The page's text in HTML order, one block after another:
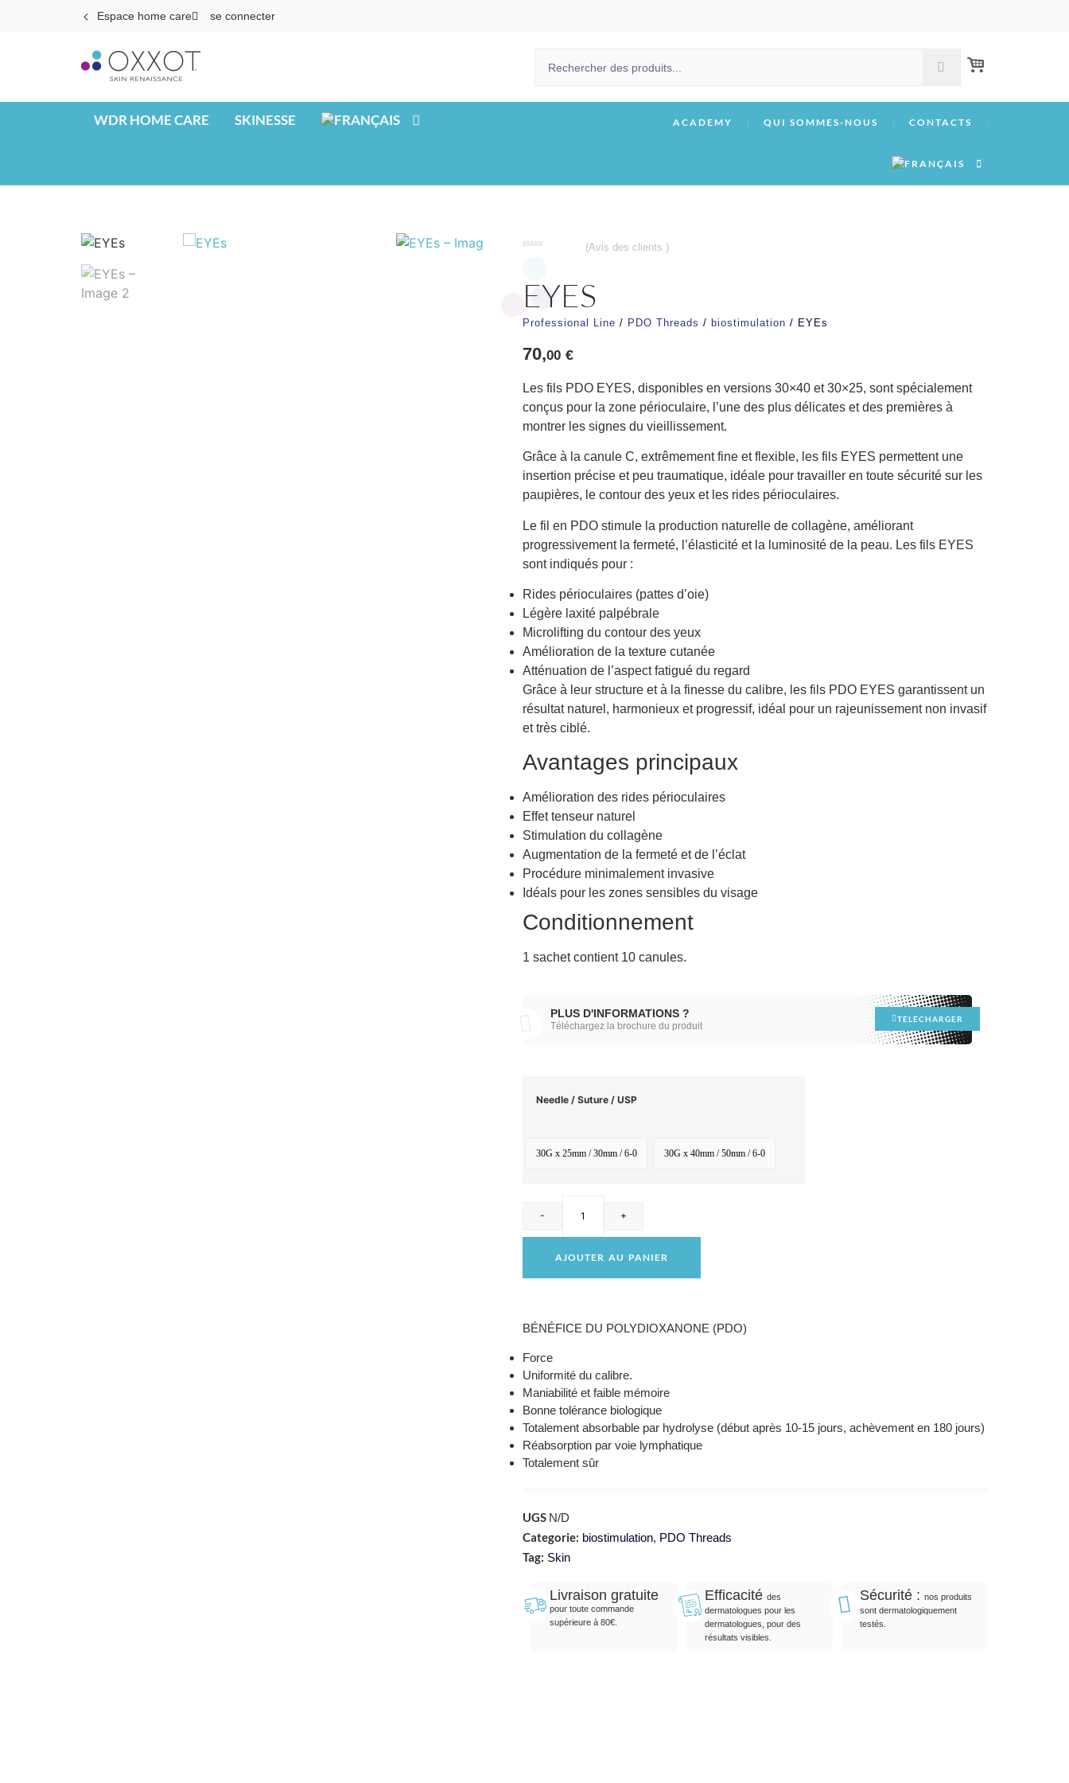
Espace home care se connecter
WDR HOME CARE SKINESSE ACADEMY QUI SOMMES-NOUS CONTACTS
5
(Avis des clients.)
EYES
Professional Line / PDO Threads / biostimulation / EYEs
70,00 €
Les fils PDO EYES, disponibles en versions 30×40 et 30×25, sont spécialement
conçus pour la zone périoculaire, l’une des plus délicates et des premières à
montrer les signes du vieillissement.
Grâce à la canule C, extrêmement fine et flexible, les fils EYES permettent une
insertion précise et peu traumatique, idéale pour travailler en toute sécurité sur les
paupières, le contour des yeux et les rides périoculaires.
Le fil en PDO stimule la production naturelle de collagène, améliorant
progressivement la fermeté, l’élasticité et la luminosité de la peau. Les fils EYES
sont indiqués pour :
Rides périoculaires (pattes d’oie)
Légère laxité palpébrale
Microlifting du contour des yeux
Amélioration de la texture cutanée
Atténuation de l’aspect fatigué du regard
Grâce à leur structure et à la finesse du calibre, les fils PDO EYES garantissent un
résultat naturel, harmonieux et progressif, idéal pour un rajeunissement non invasif
et très ciblé.
Avantages principaux
Amélioration des rides périoculaires
Effet tenseur naturel
Stimulation du collagène
Augmentation de la fermeté et de l’éclat
Procédure minimalement invasive
Idéals pour les zones sensibles du visage
Conditionnement
1 sachet contient 10 canules.
PLUS D'INFORMATIONS ?
Téléchargez la brochure du produit
TÉLÉCHARGER
Needle / Suture / USP
30G x 25mm / 30mm / 6-0 30G x 40mm / 50mm / 6-0
- +
AJOUTER AU PANIER
BÉNÉFICE DU POLYDIOXANONE (PDO)
Force
Uniformité du calibre.
Maniabilité et faible mémoire
Bonne tolérance biologique
Totalement absorbable par hydrolyse (début après 10-15 jours, achèvement en 180 jours)
Réabsorption par voie lymphatique
Totalement sûr
UGS N/D
Categorie: biostimulation, PDO Threads
Tag: Skin
Livraison gratuite
pour toute commande
supérieure à 80€.
Efficacitédes
dermatologues pour les
dermatologues, pour des
résultats visibles.
Sécurité :nos produits
sont dermatologiquement
testés.